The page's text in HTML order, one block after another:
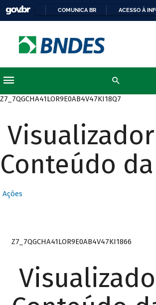
COMUNICA BR ACESSO À
Z7_7QGCHA41LOR9E0AB4V47KI18Q7
Conteúdo
Ações
Z7_7QGCHA41LOR9E0AB4V47KI1866